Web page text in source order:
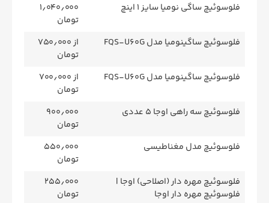
فلوسوئیچ ساگی نومیا سایز ۱ اینچ
۱٫۰۴۰٫۰۰۰
تومان
فلوسوئیچ ساگینومیا مدل FQS-U60G
از ۷۵۰٫۰۰۰
تومان
فلوسوئیچ ساگینومیا مدل FQS-U60G
از ۷۰۰٫۰۰۰
تومان
فلوسوئیچ سه راهی اوجا 5 عددی
۹۰۰٫۰۰۰
تومان
فلوسوئیچ مدل مغناطیسی
۵۵۰٫۰۰۰
تومان
فلوسوئیچ مهره دار (اصلاحی) اوجا |
فلوسوئیچ مهره دار اوجا
۲۵۵٫۰۰۰
تومان